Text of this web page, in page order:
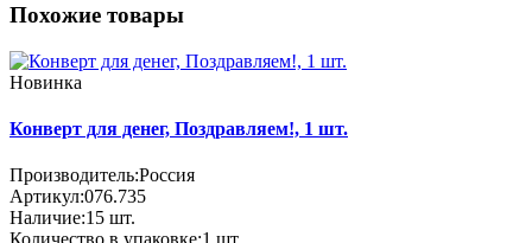
Похожие товары
Новинка
Конверт для денег, Поздравляем!, 1 шт.
Производитель:Россия
Артикул:076.735
Наличие:15 шт.
Количество в упаковке:1 шт